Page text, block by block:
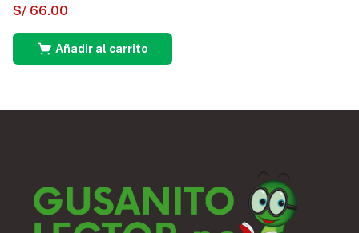
S/ 66.00
Añadir al carrito